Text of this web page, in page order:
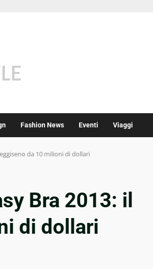
Fashion News Eventi Viaggi
da 10 milioni di dollari
Bra 2013: il
di dollari